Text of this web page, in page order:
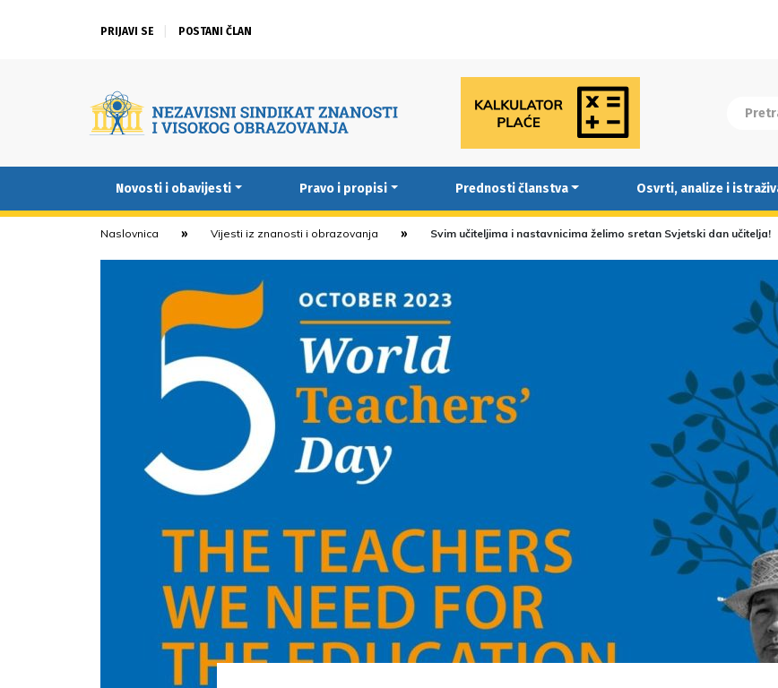
PRIJAVI SE POSTANI ČLAN
Novosti i obavijesti Pravo i propisi Prednosti članstva Osvrti, analize i
Naslovnica Vijesti iz znanosti i obrazovanja Svim učiteljima i nastavnicima želimo sretan Svjetski dan učitelja!